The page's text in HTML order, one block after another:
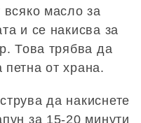
всяко масло за
и се накисва за
Това трябва да
от храна.
да накиснете
за 15-20 минути